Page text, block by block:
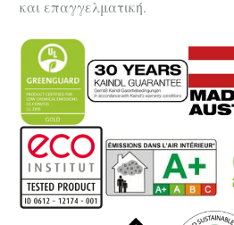
και επαγγελματική.